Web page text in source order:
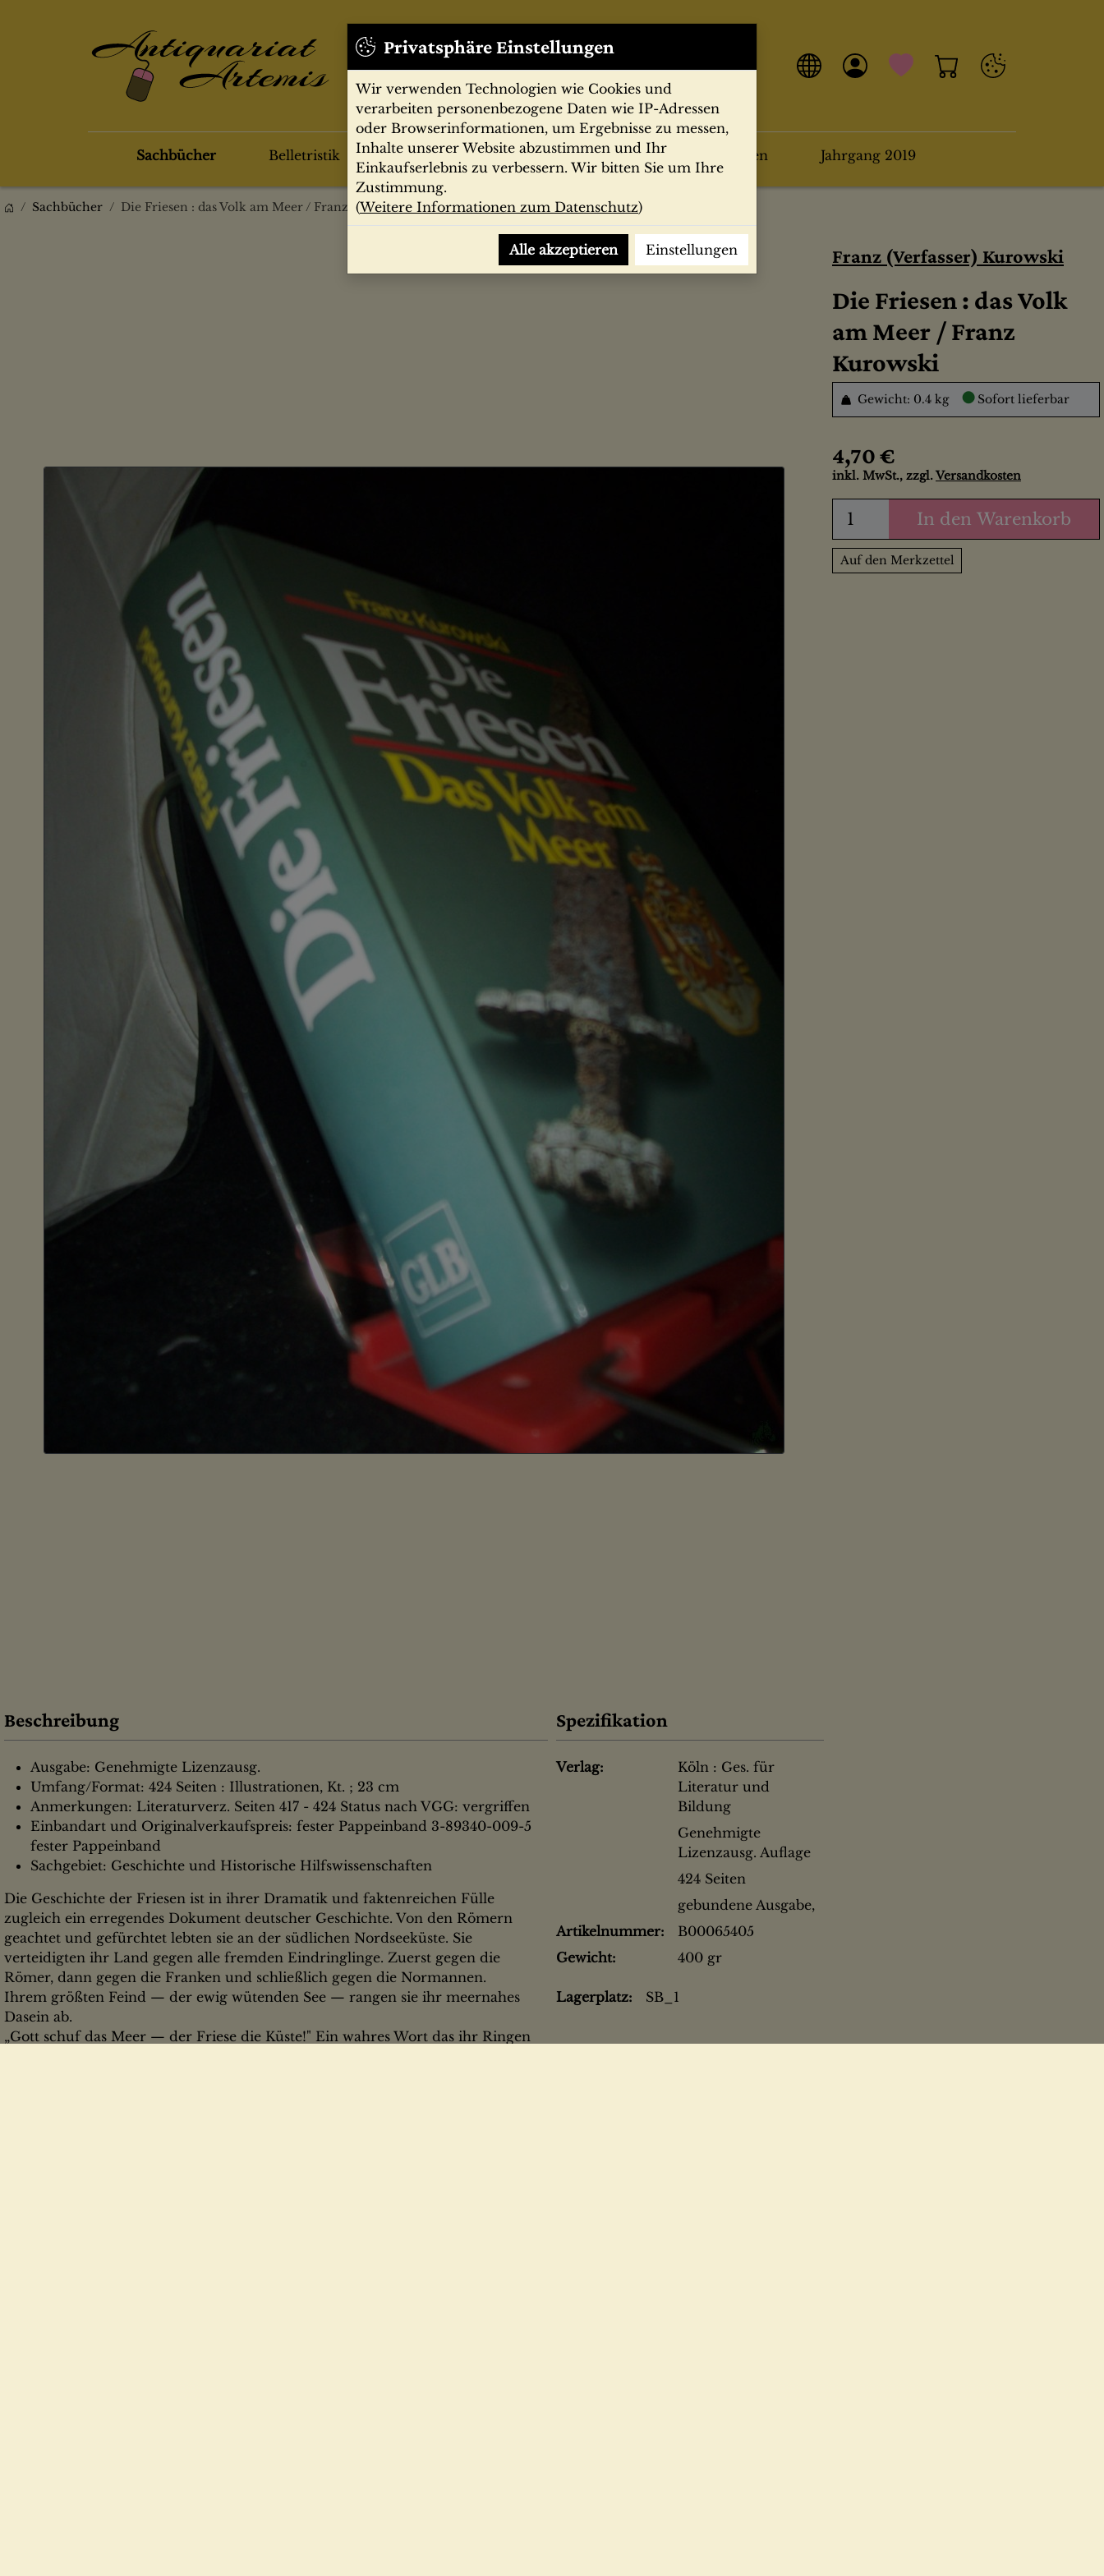
Privatsphäre Einstellungen
Wir verwenden Technologien wie Cookies und
verarbeiten personenbezogene Daten wie IP-Adressen
oder Browserinformationen, um Ergebnisse zu messen,
Inhalte unserer Website abzustimmen und Ihr
Einkaufserlebnis zu verbessern. Wir bitten Sie um Ihre
Zustimmung.
(Weitere Informationen zum Datenschutz)
Alle akzeptieren Einstellungen
Sachbücher Belletristik Zeitschriften Filmprogramme Postkarten Jahrgang 2019
Sachbücher Die Friesen : das Volk am Meer / Franz Kurowski
Franz (Verfasser) Kurowski
Die Friesen : das Volk
am Meer / Franz
Kurowski
Gewicht: 0.4 kg ● Sofort lieferbar
4,70 €
inkl. MwSt., zzgl. Versandkosten
In den Warenkorb
Auf den Merkzettel
Beschreibung
Ausgabe: Genehmigte Lizenzausg.
Umfang/Format: 424 Seiten : Illustrationen, Kt. ; 23 cm
Anmerkungen: Literaturverz. Seiten 417 - 424 Status nach VGG: vergriffen
Einbandart und Originalverkaufspreis: fester Pappeinband 3-89340-009-5
fester Pappeinband
Sachgebiet: Geschichte und Historische Hilfswissenschaften
Die Geschichte der Friesen ist in ihrer Dramatik und faktenreichen Fülle
zugleich ein erregendes Dokument deutscher Geschichte. Von den Römern
geachtet und gefürchtet lebten sie an der südlichen Nordseeküste. Sie
verteidigten ihr Land gegen alle fremden Eindringlinge. Zuerst gegen die
Römer, dann gegen die Franken und schließlich gegen die Normannen.
Ihrem größten Feind — der ewig wütenden See — rangen sie ihr meernahes
Dasein ab.
„Gott schuf das Meer — der Friese die Küste!" Ein wahres Wort das ihr Ringen
Spezifikation
Verlag:
Köln : Ges. für
Literatur und
Bildung
Genehmigte
Lizenzausg. Auflage
424 Seiten
gebundene Ausgabe,
Artikelnummer:
B00065405
Gewicht:
400 gr
Lagerplatz: SB_1